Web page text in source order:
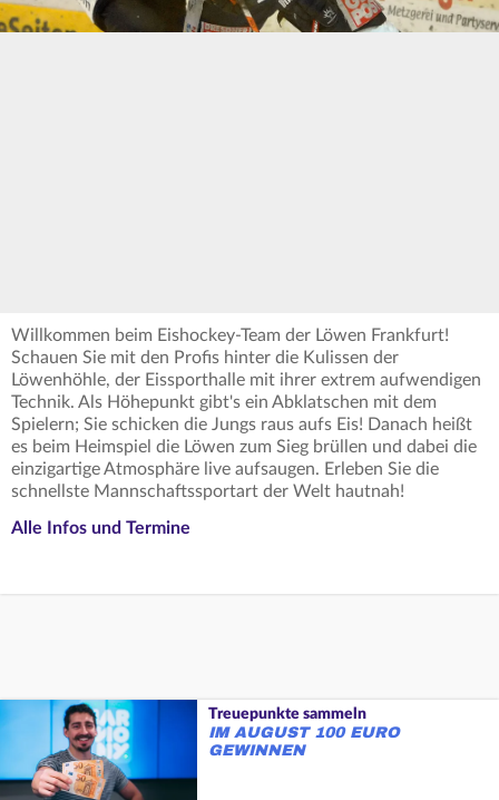
Willkommen beim Eishockey-Team der Löwen Frankfurt!
Schauen Sie mit den Profis hinter die Kulissen der
Löwenhöhle, der Eissporthalle mit ihrer extrem aufwendigen
Technik. Als Höhepunkt gibt's ein Abklatschen mit dem
Spielern; Sie schicken die Jungs raus aufs Eis! Danach heißt
es beim Heimspiel die Löwen zum Sieg brüllen und dabei die
einzigartige Atmosphäre live aufsaugen. Erleben Sie die
schnellste Mannschaftssportart der Welt hautnah!
Alle Infos und Termine
Treuepunkte sammeln
IM AUGUST 100 EURO
GEWINNEN